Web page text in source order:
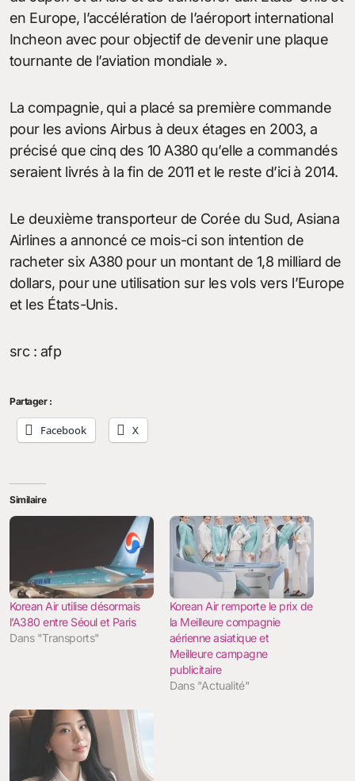
en Europe, l’accélération de l’aéroport international
Incheon avec pour objectif de devenir une plaque
tournante de l’aviation mondiale ».
La compagnie, qui a placé sa première commande
pour les avions Airbus à deux étages en 2003, a
précisé que cinq des 10 A380 qu’elle a commandés
seraient livrés à la fin de 2011 et le reste d’ici à 2014.
Le deuxième transporteur de Corée du Sud, Asiana
Airlines a annoncé ce mois-ci son intention de
racheter six A380 pour un montant de 1,8 milliard de
dollars, pour une utilisation sur les vols vers l’Europe
et les États-Unis.
src : afp
Partager :
Facebook X
Similaire
Korean Air utilise désormais
l’A380 entre Séoul et Paris
Dans "Transports"
Korean Air remporte le prix de
la Meilleure compagnie
aérienne asiatique et
Meilleure campagne
publicitaire
Dans "Actualité"